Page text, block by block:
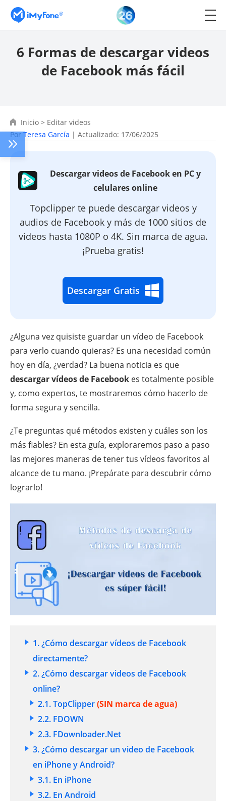
6 Formas de descargar videos
de Facebook más fácil
Inicio > Editar videos
PorTeresa García | Actualizado: 17/06/2025
Descargar videos de Facebook en PC y
celulares online
Topclipper te puede descargar videos y
audios de Facebook y más de 1000 sitios de
videos hasta 1080P o 4K. Sin marca de agua.
¡Prueba gratis!
Descargar Gratis
¿Alguna vez quisiste guardar un vídeo de Facebook
para verlo cuando quieras? Es una necesidad común
hoy en día, ¿verdad? La buena noticia es que
descargar vídeos de Facebook es totalmente posible
y, como expertos, te mostraremos cómo hacerlo de
forma segura y sencilla.
¿Te preguntas qué métodos existen y cuáles son los
más fiables? En esta guía, exploraremos paso a paso
las mejores maneras de tener tus vídeos favoritos al
alcance de tu mano. ¡Prepárate para descubrir cómo
lograrlo!
1. ¿Cómo descargar vídeos de Facebook
directamente?
2. ¿Cómo descargar videos de Facebook
online?
2.1. TopClipper(SIN marca de agua)
2.2. FDOWN
2.3. FDownloader.Net
3. ¿Cómo descargar un video de Facebook
en iPhone y Android?
3.1. En iPhone
3.2. En Android